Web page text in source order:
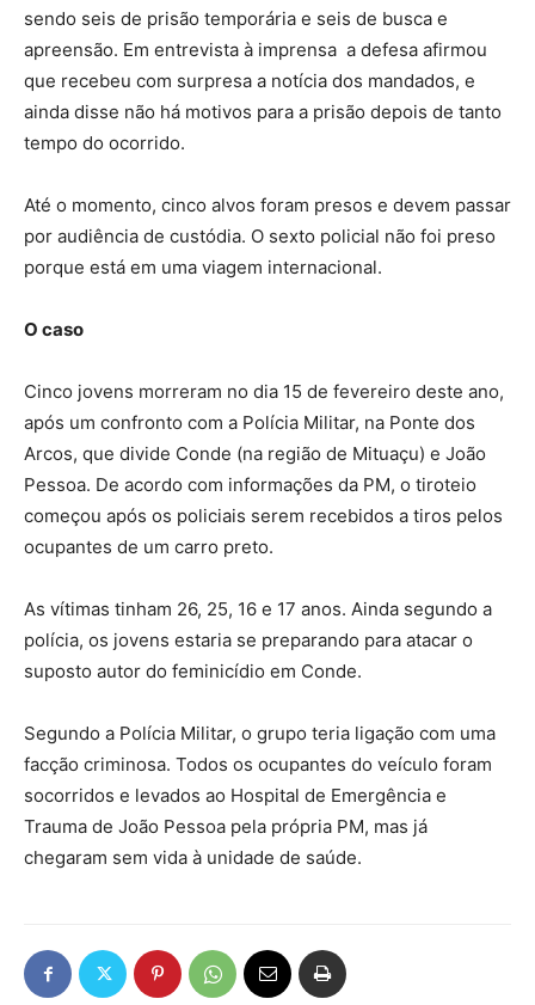
sendo seis de prisão temporária e seis de busca e
apreensão. Em entrevista à imprensa a defesa afirmou
que recebeu com surpresa a notícia dos mandados, e
ainda disse não há motivos para a prisão depois de tanto
tempo do ocorrido.
Até o momento, cinco alvos foram presos e devem passar
por audiência de custódia. O sexto policial não foi preso
porque está em uma viagem internacional.
O caso
Cinco jovens morreram no dia 15 de fevereiro deste ano,
após um confronto com a Polícia Militar, na Ponte dos
Arcos, que divide Conde (na região de Mituaçu) e João
Pessoa. De acordo com informações da PM, o tiroteio
começou após os policiais serem recebidos a tiros pelos
ocupantes de um carro preto.
As vítimas tinham 26, 25, 16 e 17 anos. Ainda segundo a
polícia, os jovens estaria se preparando para atacar o
suposto autor do feminicídio em Conde.
Segundo a Polícia Militar, o grupo teria ligação com uma
facção criminosa. Todos os ocupantes do veículo foram
socorridos e levados ao Hospital de Emergência e
Trauma de João Pessoa pela própria PM, mas já
chegaram sem vida à unidade de saúde.